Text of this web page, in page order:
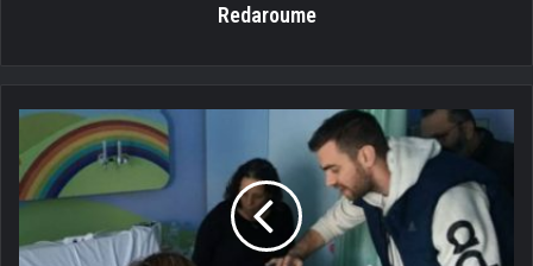
Redaroume
Κοντά
στα
παιδιά
ο